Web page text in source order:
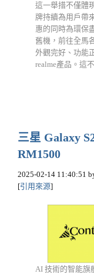
這一舉措不僅體
牌持續為用戶帶
惠的同時為環保
舊機，前往全馬
外觀完好、功能
realme產品。這
三星 Galaxy
RM1500
2025-02-14 11:40:51
[引用來源]
AI 技術的智能旗